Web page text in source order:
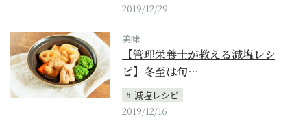
2019/12/29
美味
【管理栄養士が教える減塩レシ
ピ】冬至は旬…
減塩レシピ
2019/12/16